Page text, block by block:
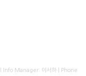
Info Manager: 이서하 | Phone